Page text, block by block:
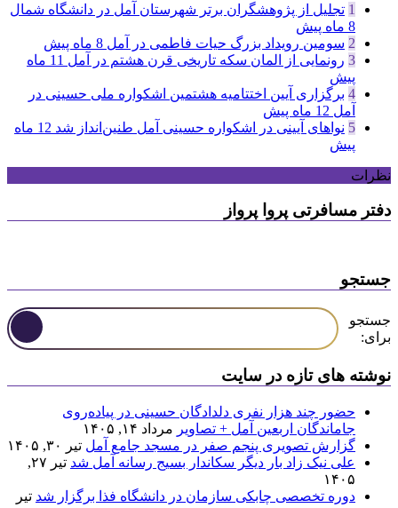
1 تجلیل از پژوهشگران برتر شهرستان آمل در دانشگاه شمال
8 ماه پیش
2 سومین رویداد بزرگ حیات فاطمی در آمل 8 ماه پیش
3 رونمایی از المان سکه تاریخی قرن هشتم در آمل
11 ماه
پیش
4 برگزاری آیین اختتامیه هشتمین اشکواره ملی حسینی در
آمل 12 ماه پیش
5 نواهای آیینی در اشکواره حسینی آمل طنین‌انداز شد
12 ماه
پیش
نظرات
دفتر مسافرتی پروا پرواز
جستجو
جستجو
برای:
نوشته های تازه در سایت
حضور چند هزار نفری دلدادگان حسینی در پیاده‌روی
جاماندگان اربعین آمل + تصاویر مرداد ۱۴, ۱۴۰۵
گزارش تصویری پنجم صفر در مسجد جامع آمل تیر ۳۰, ۱۴۰۵
علی نیک زاد بار دیگر سکاندار بسیج رسانه آمل شد
تیر ۲۷,
۱۴۰۵
دوره تخصصی چابکی سازمان در دانشگاه فذا برگزار شد تیر